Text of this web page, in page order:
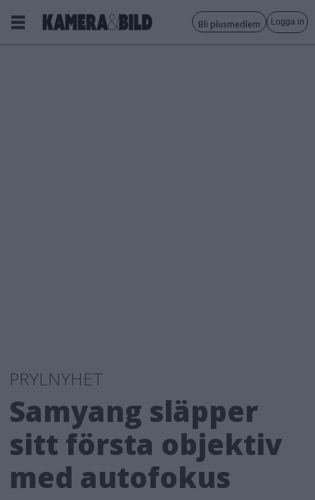
Bli plusmedlem Logga in
PRYLNYHET
Samyang släpper
sitt första objektiv
med autofokus